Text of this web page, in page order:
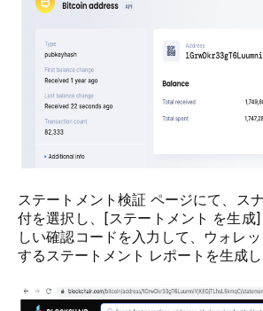
ステートメント検証 ページにて、ス
付を選択し、[ステートメント を生成
しい確認コードを入力して、ウォレ
するステートメント レポートを生成し